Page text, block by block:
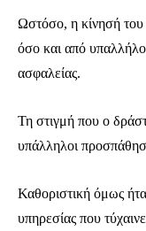
Ωστόσο, η κίνησή του
όσο και από
ασφαλείας.
Τη στιγμή που ο
υπάλληλοι
Καθοριστική όμως
υπηρεσίας που